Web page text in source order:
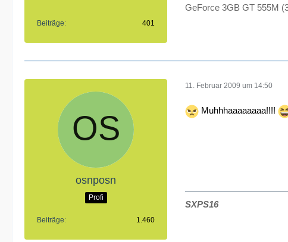
Beiträge 401
GeForce 3GB GT 555M
osnposn
Profi
Beiträge 1.460
11. Februar 2009 um 14:50
Muhhhaaaaaaaa!!!!
SXPS16